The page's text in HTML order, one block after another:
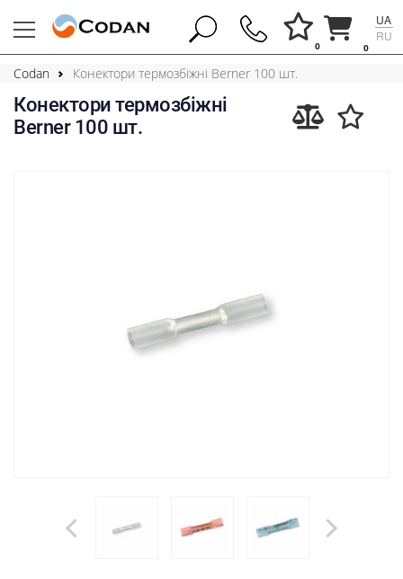
0
0
UA
RU
Codan Конектори термозбіжні Berner 100 шт.
Конектори термозбіжні
Berner 100 шт.